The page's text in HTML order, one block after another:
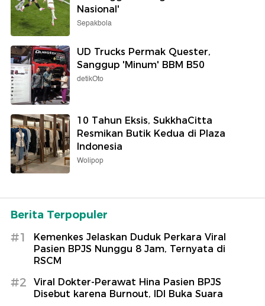
Nasional'
Sepakbola
UD Trucks Permak Quester,
Sanggup 'Minum' BBM B50
detikOto
10 Tahun Eksis, SukkhaCitta
Resmikan Butik Kedua di Plaza
Indonesia
Wolipop
Berita Terpopuler
#1
Kemenkes Jelaskan Duduk Perkara Viral
Pasien BPJS Nunggu 8 Jam, Ternyata di
RSCM
#2
Viral Dokter-Perawat Hina Pasien BPJS
Disebut karena Burnout, IDI Buka Suara